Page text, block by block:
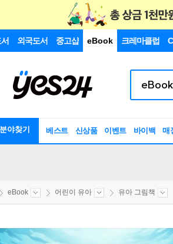
외국도서 중고샵 eBook 크레마클럽
야찾기 베스트 신상품 이벤트 바이백 매
eBook 어린이 유아 유아 그림책